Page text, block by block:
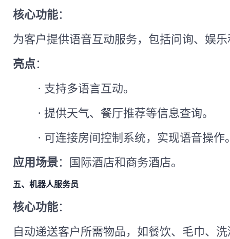
核心功能：
为客户提供语音互动服务，包括问询、娱
亮点 ：
· 支持多语言互动。
· 提供天气、餐厅推荐等信息查询。
· 可连接房间控制系统，实现语音操作
应用场景：国际酒店和商务酒店。
五、机器人服务员
核心功能：
自动递送客户所需物品，如餐饮、毛巾、